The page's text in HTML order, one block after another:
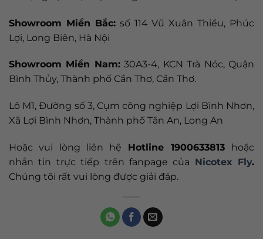
Showroom Miền Bắc:số 114 Vũ Xuân Thiều, Phúc
Lợi, Long Biên, Hà Nội
Showroom Miền Nam:30A3-4, KCN Trà Nóc, Quận
Bình Thủy, Thành phố Cần Thơ, Cần Thơ.
Lô M1, Đường số 3, Cụm công nghiệp Lợi Bình Nhơn,
Xã Lợi Bình Nhơn, Thành phố Tân An, Long An
Hoặc vui lòng liên hệ Hotline 1900633813 hoặc
nhắn tin trực tiếp trên fanpage của Nicotex Fly.
Chúng tôi rất vui lòng được giải đáp.